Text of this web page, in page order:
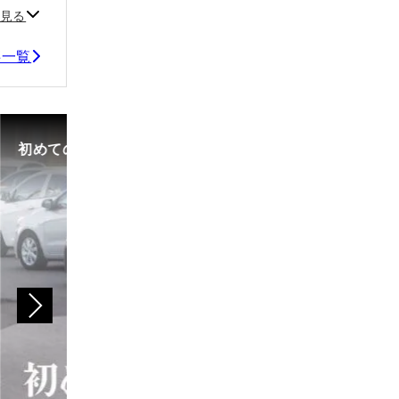
る
覧
中古車選びで失敗しないために。選び方のコツや注意点